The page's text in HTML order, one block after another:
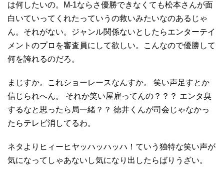
は何したいの。M-1ならさ優勝できなくても松本さんが面
白いていってくれたっていうの救いみたいなのあるじゃ
ん。それがない。ジャンル関係ないとしたらエンターテイ
メントのプロを審査員にして欲しい。こんなので優勝して
何を誇れるのだろ。
まじすか。これショーレースなんすか。 笑い声足すとか
信じられへん。 それか笑い屋雇ってんの？？？ エンタ臭
するなと思ったら局一緒？？ 徳井くんが司会じゃなかっ
たらテレビ消してるわ。
ネタよりヒィーヒヤッハッハッハ！ていう独特な笑い声が
気になってしゃあないし気になり出したらばりうざい。